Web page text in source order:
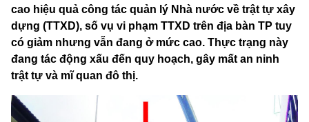
cao hiệu quả công tác quản lý Nhà nước về trật tự xây
dựng (TTXD), số vụ vi phạm TTXD trên địa bàn TP tuy
có giảm nhưng vẫn đang ở mức cao. Thực trạng này
đang tác động xấu đến quy hoạch, gây mất an ninh
trật tự và mĩ quan đô thị.